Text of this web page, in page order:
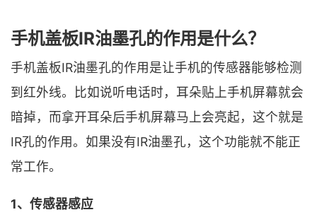
手机盖板IR油墨孔的作用是什么？
手机盖板IR油墨孔的作用是让手机的传感器能够检测
到红外线。比如说听电话时，耳朵贴上手机屏幕就会
暗掉，而拿开耳朵后手机屏幕马上会亮起，这个就是
IR孔的作用。如果没有IR油墨孔，这个功能就不能正
常工作。
1、传感器感应